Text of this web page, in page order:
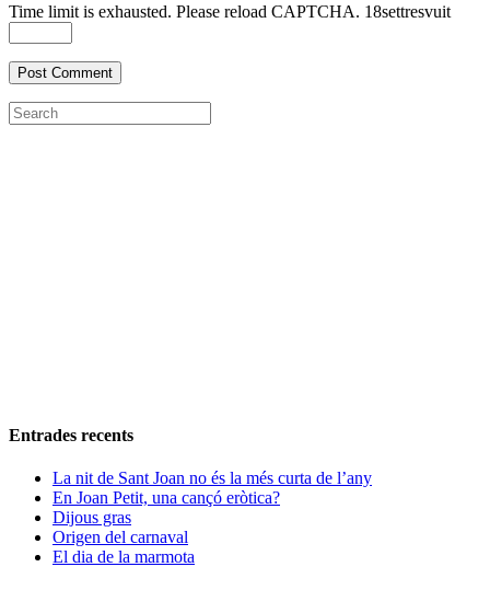
Time limit is exhausted. Please reload CAPTCHA. 18settresvuit
Entrades recents
La nit de Sant Joan no és la més curta de l’any
En Joan Petit, una cançó eròtica?
Dijous gras
Origen del carnaval
El dia de la marmota